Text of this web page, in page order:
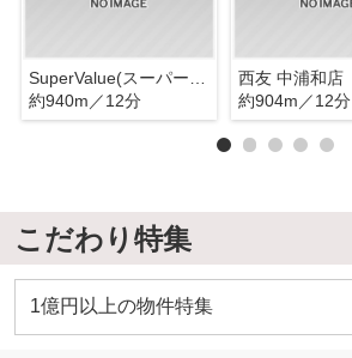
約940m／12分
西友 中浦和店
約904m／12分
こだわり特集
1億円以上の物件特集